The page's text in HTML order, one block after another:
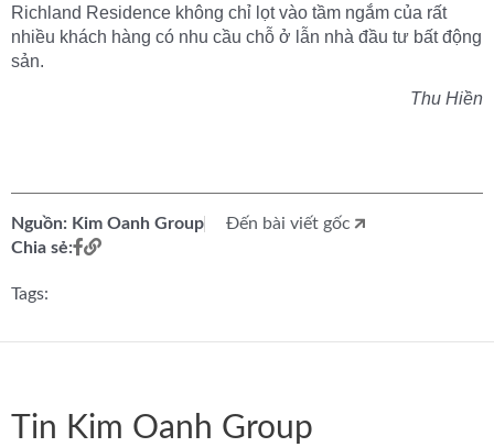
Richland Residence không chỉ lọt vào tầm ngắm của rất
nhiều khách hàng có nhu cầu chỗ ở lẫn nhà đầu tư bất động
sản.
Thu Hiền
Nguồn: Kim Oanh Group
Đến bài viết gốc
Chia sẻ:
Tags:
Tin Kim Oanh Group